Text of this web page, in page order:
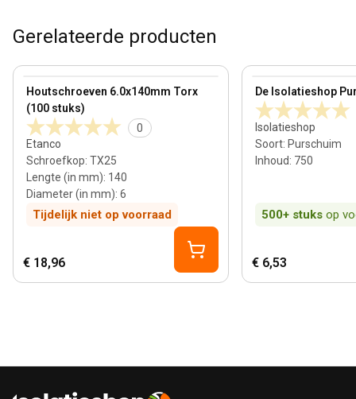
Gerelateerde producten
Houtschroeven 6.0x140mm Torx
(100 stuks)
0
Etanco
Schroefkop: TX25
Lengte (in mm): 140
Diameter (in mm): 6
Tijdelijk niet op voorraad
View product
€ 18,96
De Isolatieshop
Isolatieshop
Soort: Purschuim
Inhoud: 750
500+ stuks op
View product
€ 6,53